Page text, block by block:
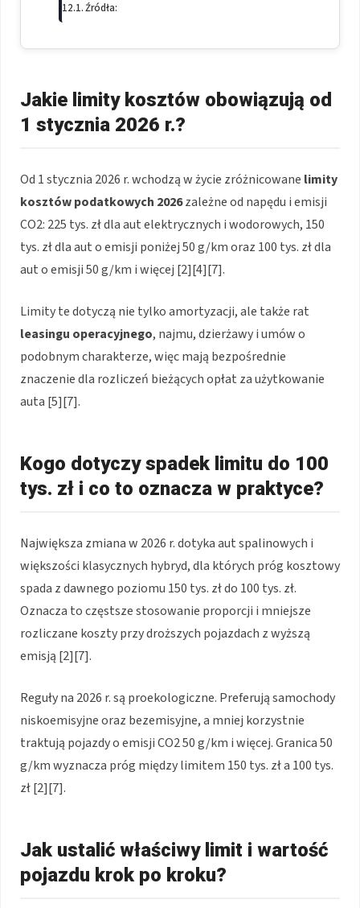
Źródła:
Jakie limity kosztów obowiązują od
1 stycznia 2026 r.?
Od 1 stycznia 2026 r. wchodzą w życie zróżnicowane limity
kosztów podatkowych 2026zależne od napędu i emisji
CO2: 225 tys. zł dla aut elektrycznych i wodorowych, 150
tys. zł dla aut o emisji poniżej 50 g/km oraz 100 tys. zł dla
aut o emisji 50 g/km i więcej [2][4][7].
Limity te dotyczą nie tylko amortyzacji, ale także rat
leasingu operacyjnego, najmu, dzierżawy i umów o
podobnym charakterze, więc mają bezpośrednie
znaczenie dla rozliczeń bieżących opłat za użytkowanie
auta [5][7].
Kogo dotyczy spadek limitu do 100
tys. zł i co to oznacza w praktyce?
Największa zmiana w 2026 r. dotyka aut spalinowych i
większości klasycznych hybryd, dla których próg kosztowy
spada z dawnego poziomu 150 tys. zł do 100 tys. zł.
Oznacza to częstsze stosowanie proporcji i mniejsze
rozliczane koszty przy droższych pojazdach z wyższą
emisją [2][7].
Reguły na 2026 r. są proekologiczne. Preferują samochody
niskoemisyjne oraz bezemisyjne, a mniej korzystnie
traktują pojazdy o emisji CO2 50 g/km i więcej. Granica 50
g/km wyznacza próg między limitem 150 tys. zł a 100 tys.
zł [2][7].
Jak ustalić właściwy limit i wartość
pojazdu krok po kroku?